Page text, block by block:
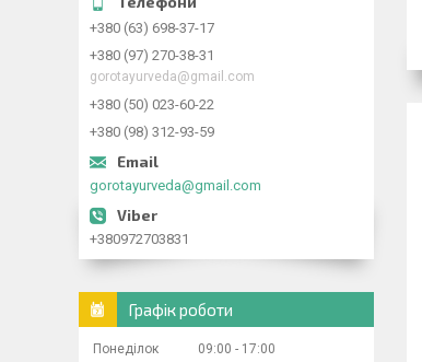
+380 (63) 698-37-17
+380 (97) 270-38-31
gorotayurveda@gmail.com
+380 (50) 023-60-22
+380 (98) 312-93-59
gorotayurveda@gmail.com
+380972703831
Графік роботи
Понеділок 09:00
17:00